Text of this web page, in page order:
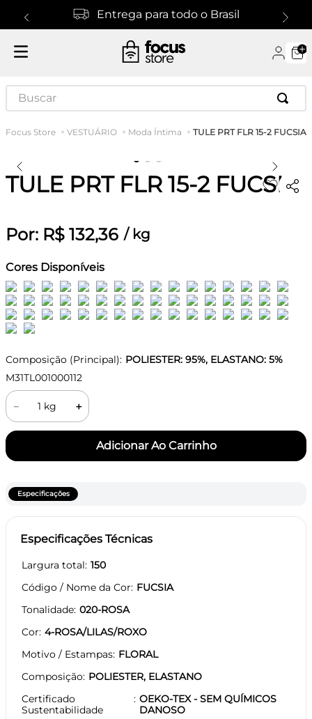
Entrega para todo o Brasil
Buscar
VESTUÁRIO Moda Íntima TULE PRT FLR 15-2 FUCSIA
TULE PRT FLR 15-2 FUCSIA
Por: R$ 132,36 / kg
Cores Disponíveis
Composição (Principal): POLIESTER: 95%, ELASTANO: 5%
M31TL001000112
＋
－
Especificações
Especificações Técnicas
Largura total 150
Código / Nome da Cor FUCSIA
Tonalidade 020-ROSA
Cor 4-ROSA/LILAS/ROXO
Motivo / Estampas FLORAL
Composição POLIESTER, ELASTANO
Certificado
Sustentabilidade
OEKO-TEX - SEM QUÍMICOS
DANOSO